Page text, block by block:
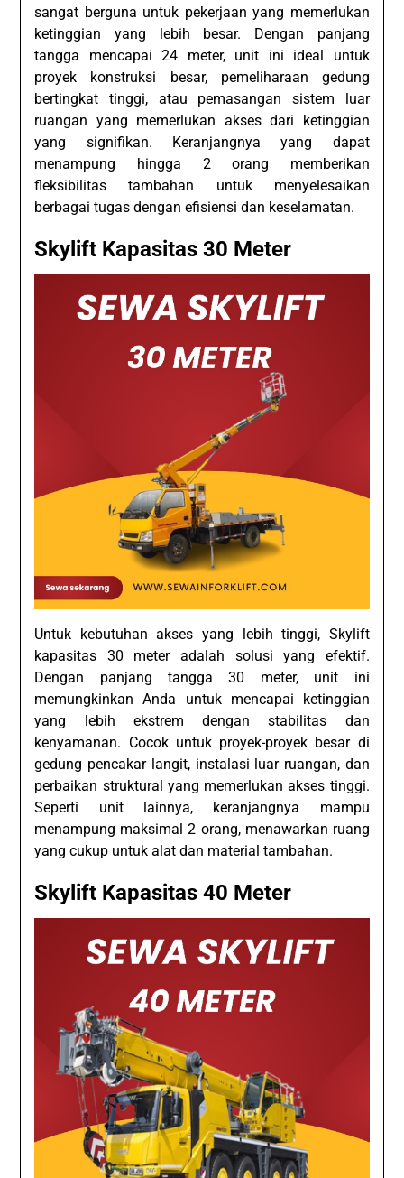
sangat berguna untuk pekerjaan yang memerlukan
ketinggian yang lebih besar. Dengan panjang
tangga mencapai 24 meter, unit ini ideal untuk
proyek konstruksi besar, pemeliharaan gedung
bertingkat tinggi, atau pemasangan sistem luar
ruangan yang memerlukan akses dari ketinggian
yang signifikan. Keranjangnya yang dapat
menampung hingga 2 orang memberikan
fleksibilitas tambahan untuk menyelesaikan
berbagai tugas dengan efisiensi dan keselamatan.
Skylift Kapasitas 30 Meter
Untuk kebutuhan akses yang lebih tinggi, Skylift
kapasitas 30 meter adalah solusi yang efektif.
Dengan panjang tangga 30 meter, unit ini
memungkinkan Anda untuk mencapai ketinggian
yang lebih ekstrem dengan stabilitas dan
kenyamanan. Cocok untuk proyek-proyek besar di
gedung pencakar langit, instalasi luar ruangan, dan
perbaikan struktural yang memerlukan akses tinggi.
Seperti unit lainnya, keranjangnya mampu
menampung maksimal 2 orang, menawarkan ruang
yang cukup untuk alat dan material tambahan.
Skylift Kapasitas 40 Meter